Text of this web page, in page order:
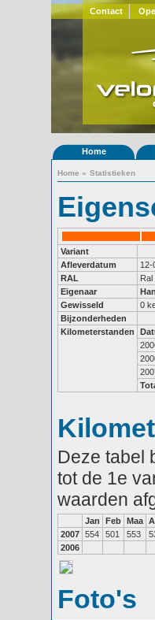
Contact
Home
Home » Statistieken
Variant
Afleverdatum
12-
RAL
Ral
Eigenaar
Gewisseld
0
Bijzonderheden
Kilometerstanden
Deze tabel
tot de 1e
waarden
Jan Feb Maa
2007 554 501 553
2006
Foto's